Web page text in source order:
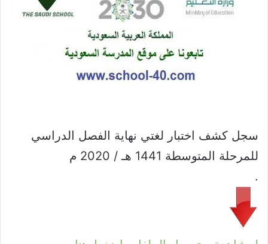
سجل كشف اختبار لغتي نهاية الفصل الدراسي
للمرحلة المتوسطة 1441 هـ / 2020 م
.